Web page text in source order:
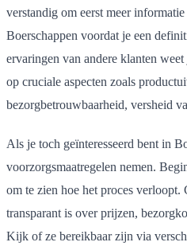
verstandig om eerst meer
Boerschappen voordat je een
ervaringen van andere klanten
op cruciale aspecten zoals
bezorgbetrouwbaarheid, versheid
Als je toch geïnteresseerd bent in
voorzorgsmaatregelen nemen.
om te zien hoe het proces
transparant is over prijzen,
Kijk of ze bereikbaar zijn via